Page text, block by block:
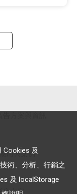
用與案例
內容
Cookies 及
術、分析、行銷之
及 localStorage